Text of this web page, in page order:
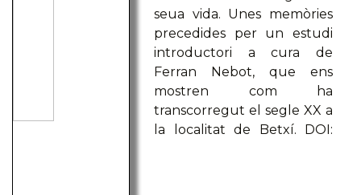
seua vida. Unes memòries
precedides per un estudi
introductori a cura de
Ferran Nebot, que ens
mostren com ha
transcorregut el segle XX a
la localitat de Betxí. DOI: